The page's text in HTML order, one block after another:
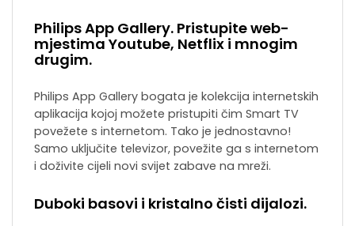
Philips App Gallery. Pristupite web-
mjestima Youtube, Netflix i mnogim
drugim.
Philips App Gallery bogata je kolekcija internetskih
aplikacija kojoj možete pristupiti čim Smart TV
povežete s internetom. Tako je jednostavno!
Samo uključite televizor, povežite ga s internetom
i doživite cijeli novi svijet zabave na mreži.
Duboki basovi i kristalno čisti dijalozi.